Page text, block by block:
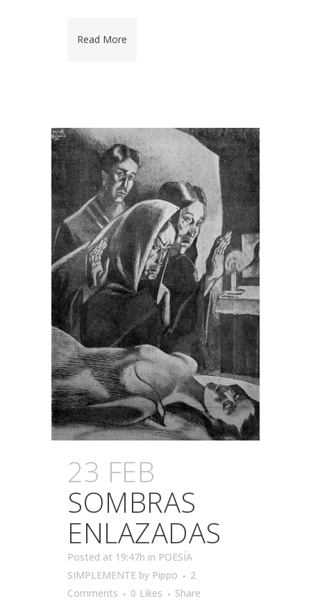
Read More
23 FEB
SOMBRAS
ENLAZADAS
Posted at 19:47h in POESÍA
SIMPLEMENTE by Pippo
2
Comments
0 Likes Share